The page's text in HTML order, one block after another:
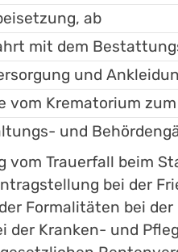
ab
mit dem
und
vom Krematorium
und
vom Trauerfall beim
bei der
Formalitäten bei
der Kranken- und